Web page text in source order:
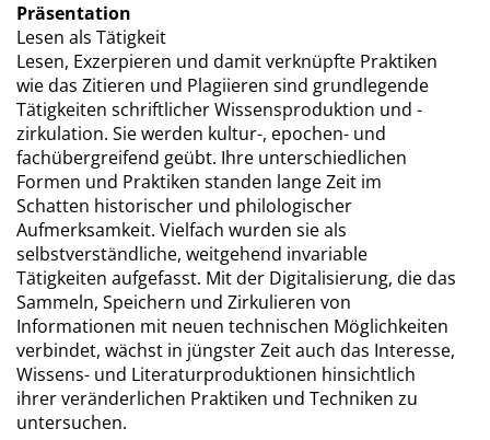
Präsentation
Lesen als Tätigkeit
Lesen, Exzerpieren und damit verknüpfte Praktiken
wie das Zitieren und Plagiieren sind grundlegende
Tätigkeiten schriftlicher Wissensproduktion und -
zirkulation. Sie werden kultur-, epochen- und
fachübergreifend geübt. Ihre unterschiedlichen
Formen und Praktiken standen lange Zeit im
Schatten historischer und philologischer
Aufmerksamkeit. Vielfach wurden sie als
selbstverständliche, weitgehend invariable
Tätigkeiten aufgefasst. Mit der Digitalisierung, die das
Sammeln, Speichern und Zirkulieren von
Informationen mit neuen technischen Möglichkeiten
verbindet, wächst in jüngster Zeit auch das Interesse,
Wissens- und Literaturproduktionen hinsichtlich
ihrer veränderlichen Praktiken und Techniken zu
untersuchen.